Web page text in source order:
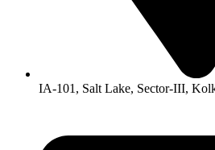
IA-101, Salt Lake, Sector-III,